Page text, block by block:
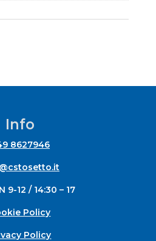
Info
8627946
9-12 / 14:30 – 17
Policy
Policy